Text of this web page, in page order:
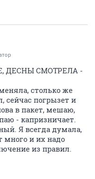
ДЕСНЫ СМОТРЕЛА -
столько же
сейчас погрызет и
в пакет, мешаю,
- капризничает.
Я всегда думала,
много и их надо
из правил.